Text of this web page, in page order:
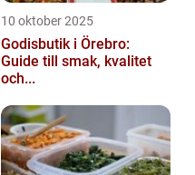
10 oktober 2025
Godisbutik i Örebro:
Guide till smak, kvalitet
och...